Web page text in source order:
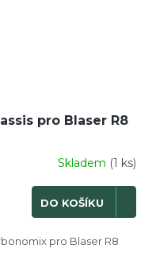
pro Blaser R8
Skladem (1 ks)
DO KOŠÍKU
pro Blaser R8